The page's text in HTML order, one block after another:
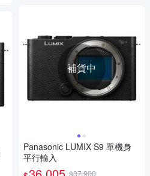
補貨中
Panasonic LUMIX S9 單機身
平行輸入
$37,900